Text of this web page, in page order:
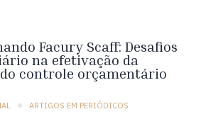
Facury Scaff: Desafios
na efetivação da
controle orçamentário
ARTIGOS EM PERIÓDICOS